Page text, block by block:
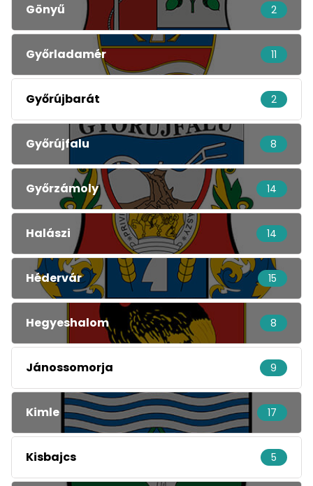
Gönyű 2
Győrladamér 11
Győrújbarát 2
Győrújfalu 8
Győrzámoly 14
Halászi 14
Hédervár 15
Hegyeshalom 8
Jánossomorja 9
Kimle 17
Kisbajcs 5